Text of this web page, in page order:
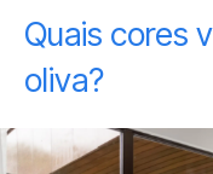
Quais cores
oliva?